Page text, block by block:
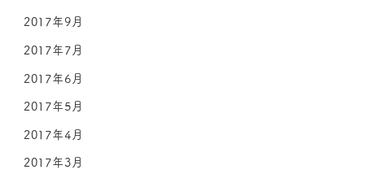
2017年9月
2017年7月
2017年6月
2017年5月
2017年4月
2017年3月